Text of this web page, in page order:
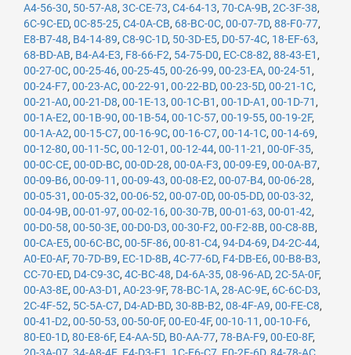
A4-56-30, 50-57-A8, 3C-CE-73, C4-64-13, 70-CA-9B, 2C-3F-38,
6C-9C-ED, 0C-85-25, C4-0A-CB, 68-BC-0C, 00-07-7D, 88-F0-77,
E8-B7-48, B4-14-89, C8-9C-1D, 50-3D-E5, D0-57-4C, 18-EF-63,
68-BD-AB, B4-A4-E3, F8-66-F2, 54-75-D0, EC-C8-82, 88-43-E1 ,
00-27-0C, 00-25-46, 00-25-45, 00-26-99, 00-23-EA, 00-24-51 ,
00-24-F7, 00-23-AC, 00-22-91 , 00-22-BD, 00-23-5D, 00-21-1C,
00-21-A0, 00-21-D8, 00-1E-13, 00-1C-B1 , 00-1D-A1 , 00-1D-71 ,
00-1A-E2, 00-1B-90, 00-1B-54, 00-1C-57, 00-19-55, 00-19-2F,
00-1A-A2, 00-15-C7, 00-16-9C, 00-16-C7, 00-14-1C, 00-14-69,
00-12-80, 00-11-5C, 00-12-01 , 00-12-44, 00-11-21 , 00-0F-35,
00-0C-CE, 00-0D-BC, 00-0D-28, 00-0A-F3, 00-09-E9, 00-0A-B7,
00-09-B6, 00-09-11 , 00-09-43, 00-08-E2, 00-07-B4, 00-06-28,
00-05-31 , 00-05-32, 00-06-52, 00-07-0D, 00-05-DD, 00-03-32,
00-04-9B, 00-01-97, 00-02-16, 00-30-7B, 00-01-63, 00-01-42,
00-D0-58, 00-50-3E, 00-D0-D3, 00-30-F2, 00-F2-8B, 00-C8-8B,
00-CA-E5, 00-6C-BC, 00-5F-86, 00-81-C4, 94-D4-69, D4-2C-44,
A0-E0-AF, 70-7D-B9, EC-1D-8B, 4C-77-6D, F4-DB-E6, 00-B8-B3,
CC-70-ED, D4-C9-3C, 4C-BC-48, D4-6A-35, 08-96-AD, 2C-5A-0F,
00-A3-8E, 00-A3-D1 , A0-23-9F, 78-BC-1A, 28-AC-9E, 6C-6C-D3,
2C-4F-52, 5C-5A-C7, D4-AD-BD, 30-8B-B2, 08-4F-A9, 00-FE-C8,
00-41-D2, 00-50-53, 00-50-0F, 00-E0-4F, 00-10-11 , 00-10-F6,
80-E0-1D, 80-E8-6F, E4-AA-5D, B0-AA-77, 78-BA-F9, 00-E0-8F,